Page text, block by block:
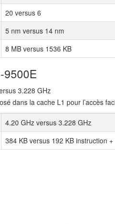
20 versus 6
5 nm versus 14 nm
8 MB versus 1536 KB
9500E
3.228 GHz
dans la cache L1 pour l’accès
4.20 GHz versus 3.228 GHz
384 KB versus 192 KB instruction